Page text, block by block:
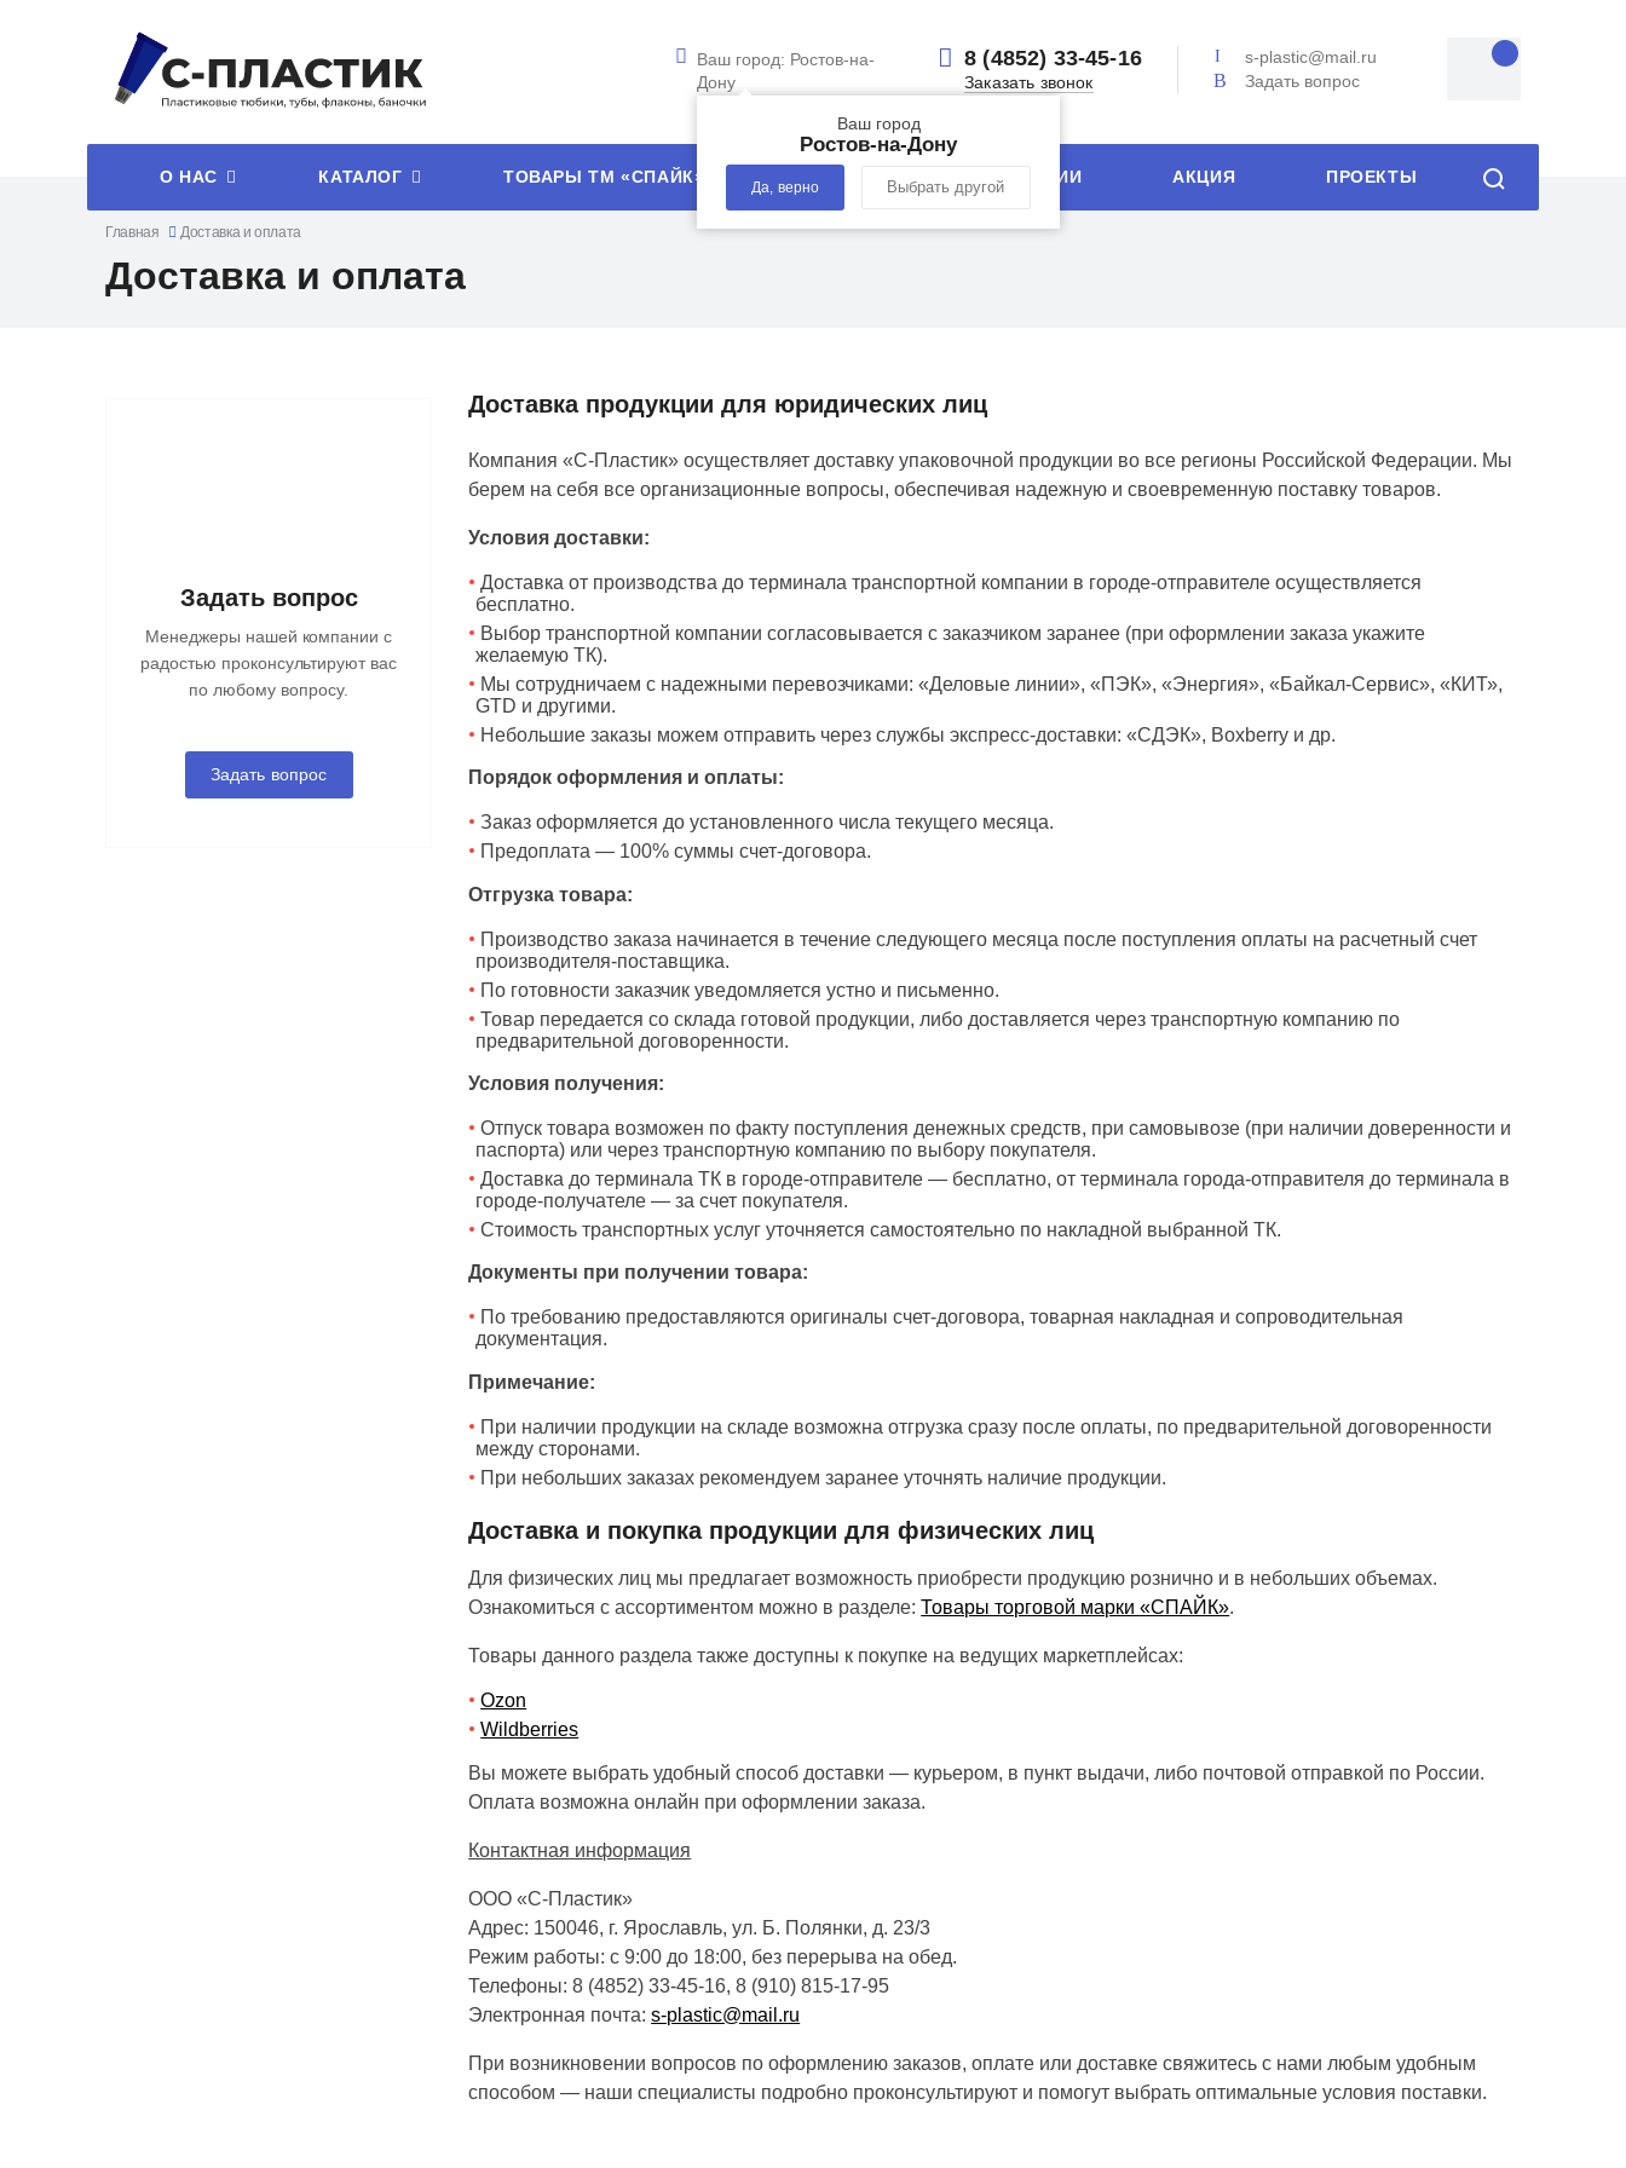
Ваш город: Ростов-на-
Дону
Ваш город
Ростов-на-Дону
Да, верно Выбрать другой
8 (4852) 33-45-16
Заказать звонок
s-plastic@mail.ru
Задать вопрос
О НАС КАТАЛОГ ТОВАРЫ ТМ «СПАЙК» ТЕХНОЛОГИИ АКЦИЯ ПРОЕКТЫ
Главная Доставка и оплата
Доставка и оплата
Задать вопрос
Менеджеры нашей компании с
радостью проконсультируют вас
по любому вопросу.
Задать вопрос
Доставка продукции для юридических лиц
Компания «С-Пластик» осуществляет доставку упаковочной продукции во все регионы Российской Федерации. Мы
берем на себя все организационные вопросы, обеспечивая надежную и своевременную поставку товаров.
Условия доставки:
Доставка от производства до терминала транспортной компании в городе-отправителе осуществляется
бесплатно.
Выбор транспортной компании согласовывается с заказчиком заранее (при оформлении заказа укажите
желаемую ТК).
Мы сотрудничаем с надежными перевозчиками: «Деловые линии», «ПЭК», «Энергия», «Байкал-Сервис», «КИТ»,
GTD и другими.
Небольшие заказы можем отправить через службы экспресс-доставки: «СДЭК», Boxberry и др.
Порядок оформления и оплаты:
Заказ оформляется до установленного числа текущего месяца.
Предоплата — 100% суммы счет-договора.
Отгрузка товара:
Производство заказа начинается в течение следующего месяца после поступления оплаты на расчетный счет
производителя-поставщика.
По готовности заказчик уведомляется устно и письменно.
Товар передается со склада готовой продукции, либо доставляется через транспортную компанию по
предварительной договоренности.
Условия получения:
Отпуск товара возможен по факту поступления денежных средств, при самовывозе (при наличии доверенности и
паспорта) или через транспортную компанию по выбору покупателя.
Доставка до терминала ТК в городе-отправителе — бесплатно, от терминала города-отправителя до терминала в
городе-получателе — за счет покупателя.
Стоимость транспортных услуг уточняется самостоятельно по накладной выбранной ТК.
Документы при получении товара:
По требованию предоставляются оригиналы счет-договора, товарная накладная и сопроводительная
документация.
Примечание:
При наличии продукции на складе возможна отгрузка сразу после оплаты, по предварительной договоренности
между сторонами.
При небольших заказах рекомендуем заранее уточнять наличие продукции.
Доставка и покупка продукции для физических лиц
Для физических лиц мы предлагает возможность приобрести продукцию рознично и в небольших объемах.
Ознакомиться с ассортиментом можно в разделе:Товары торговой марки «СПАЙК».
Товары данного раздела также доступны к покупке на ведущих маркетплейсах:
Ozon
Wildberries
Вы можете выбрать удобный способ доставки — курьером, в пункт выдачи, либо почтовой отправкой по России.
Оплата возможна онлайн при оформлении заказа.
Контактная информация
ООО «С-Пластик»
Адрес: 150046, г. Ярославль, ул. Б. Полянки, д. 23/3
Режим работы: с 9:00 до 18:00, без перерыва на обед.
Телефоны: 8 (4852) 33-45-16, 8 (910) 815-17-95
Электронная почта:s-plastic@mail.ru
При возникновении вопросов по оформлению заказов, оплате или доставке свяжитесь с нами любым удобным
способом — наши специалисты подробно проконсультируют и помогут выбрать оптимальные условия поставки.